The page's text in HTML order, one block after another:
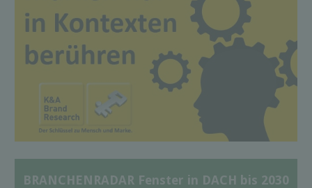
BRANCHENRADAR Fenster in DACH bis 2030